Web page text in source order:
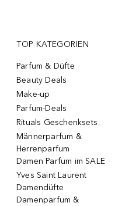
TOP KATEGORIEN
Parfum & Düfte
Beauty Deals
Make-up
Parfum-Deals
Rituals Geschenksets
Männerparfum &
Herrenparfum
Damen Parfum im SALE
Yves Saint Laurent
Damendüfte
Damenparfum &